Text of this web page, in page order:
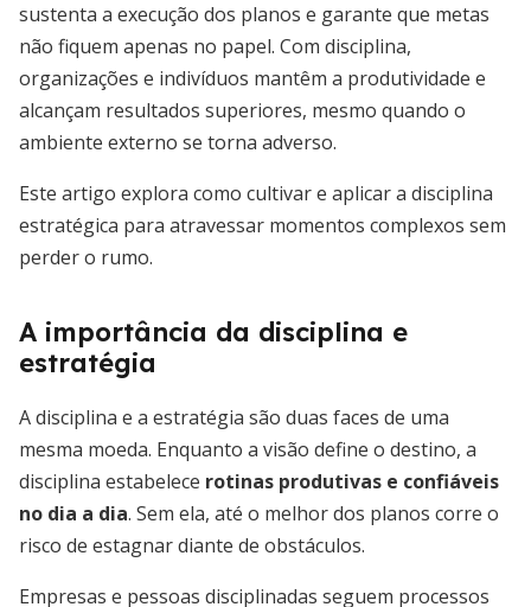
sustenta a execução dos planos e garante que metas
não fiquem apenas no papel. Com disciplina,
organizações e indivíduos mantêm a produtividade e
alcançam resultados superiores, mesmo quando o
ambiente externo se torna adverso.
Este artigo explora como cultivar e aplicar a disciplina
estratégica para atravessar momentos complexos sem
perder o rumo.
A importância da disciplina e
estratégia
A disciplina e a estratégia são duas faces de uma
mesma moeda. Enquanto a visão define o destino, a
disciplina estabelece rotinas produtivas e confiáveis
no dia a dia. Sem ela, até o melhor dos planos corre o
risco de estagnar diante de obstáculos.
Empresas e pessoas disciplinadas seguem processos